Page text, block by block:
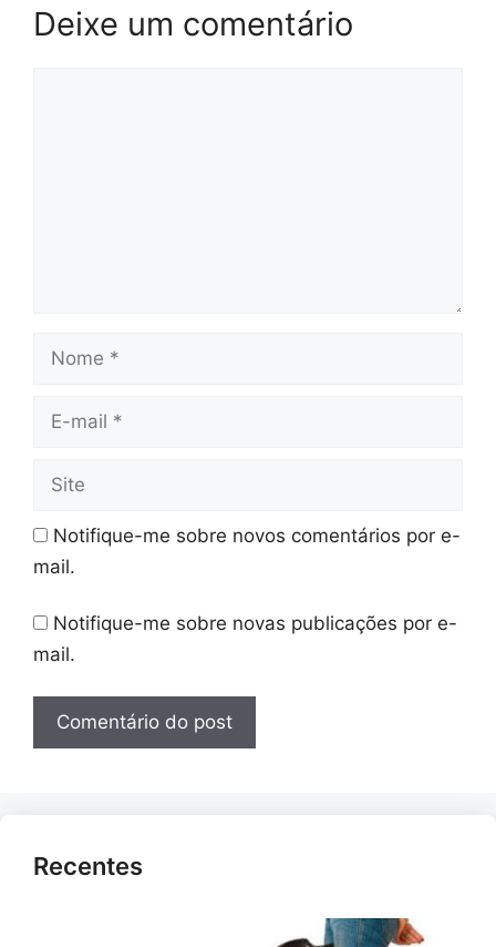
Deixe um comentário
Nome
Site
Notifique-me sobre novos comentários por e-
mail.
Notifique-me sobre novas publicações por e-
mail.
Recentes